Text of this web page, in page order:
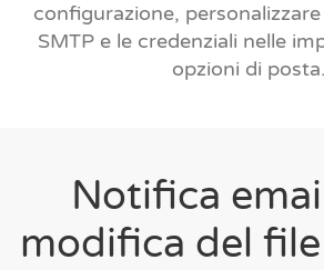
configurazione,
SMTP e le credenziali nelle
opzioni di posta.
Notifica
modifica del